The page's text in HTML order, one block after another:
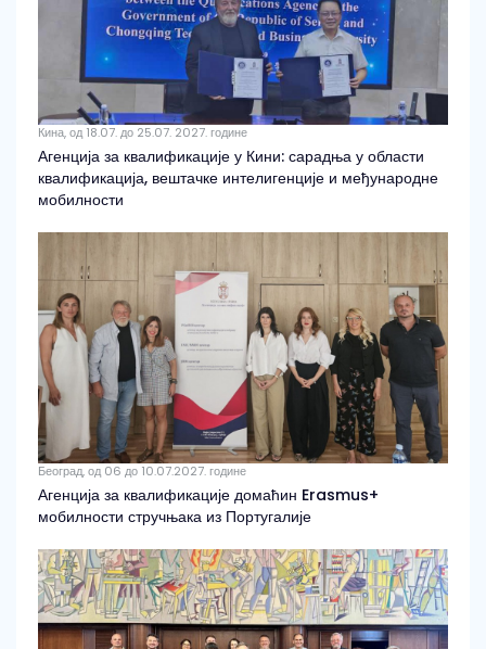
Кина, од 18.07. до 25.07. 2027. године
Агенција за квалификације у Кини: сарадња у области
квалификација, вештачке интелигенције и међународне
мобилности
Београд, од 06 до 10.07.2027. године
Агенција за квалификације домаћин Erasmus+
мобилности стручњака из Португалије